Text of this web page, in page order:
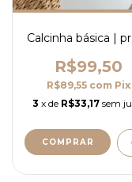
Calcinha básica |
R$99,50
R$89,55 com Pix
3 x de R$33,17 sem
COMPRAR